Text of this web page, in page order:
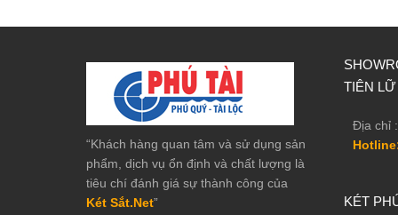
“Khách hàng quan tâm và sử dụng sản
phẩm, dịch vụ ổn định và chất lượng là
tiêu chí đánh giá sự thành công của
Két Sắt.Net”
TIÊN
Địa chỉ :
KÉT